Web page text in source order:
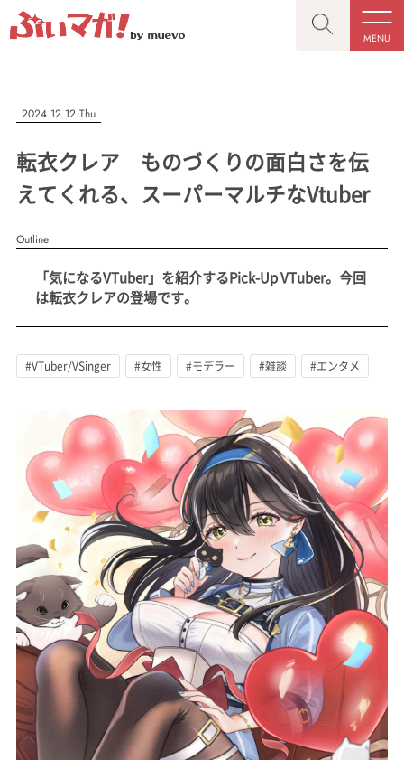
MENU
CLOSE
記事を検索する
人気ワード
#VTuber/VSinger #男性 #女性 #バ美肉 #男の娘
#Vtuberグループ
CLOSE
“推しへの応援を形にする”VTuber専門メディア
MENU
記事一覧
会社概要
記事リクエスト
ログイン
muevoクラウドファンディング
muevoコミュニティ
ぶいクラ！by muevo
FUKAKACHI+
Follow us
2024.12.12 Thu
転衣クレア ものづくりの面白さを伝
えてくれる、スーパーマルチなVtuber
Outline
「気になるVTuber」を紹介するPick-Up VTuber。今回
は転衣クレアの登場です。
#VTuber/VSinger #女性 #モデラー #雑談 #エンタメ